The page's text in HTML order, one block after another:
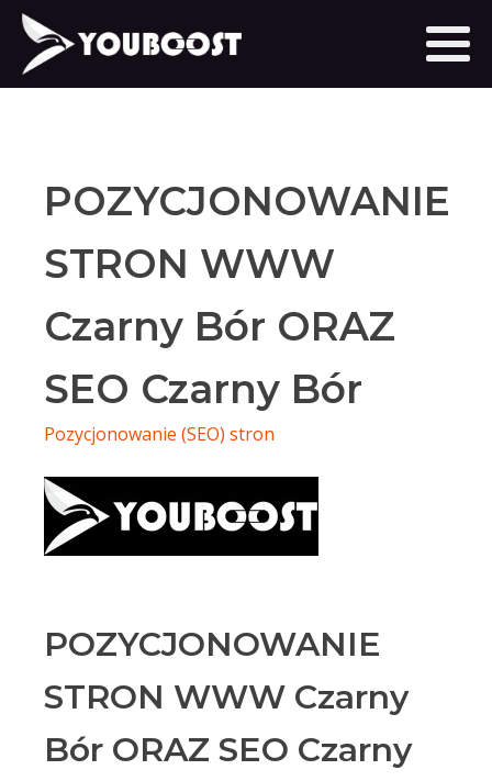
POZYCJONOWANIE
STRON WWW
Czarny Bór ORAZ
SEO Czarny Bór
Pozycjonowanie (SEO) stron
POZYCJONOWANIE
STRON WWW Czarny
Bór ORAZ SEO Czarny